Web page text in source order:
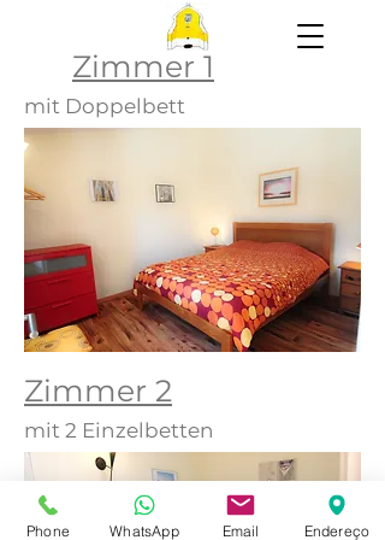
Zimmer 1
mit Doppelbett
Zimmer 2
mit 2 Einzelbetten
Phone WhatsApp Email Endereço